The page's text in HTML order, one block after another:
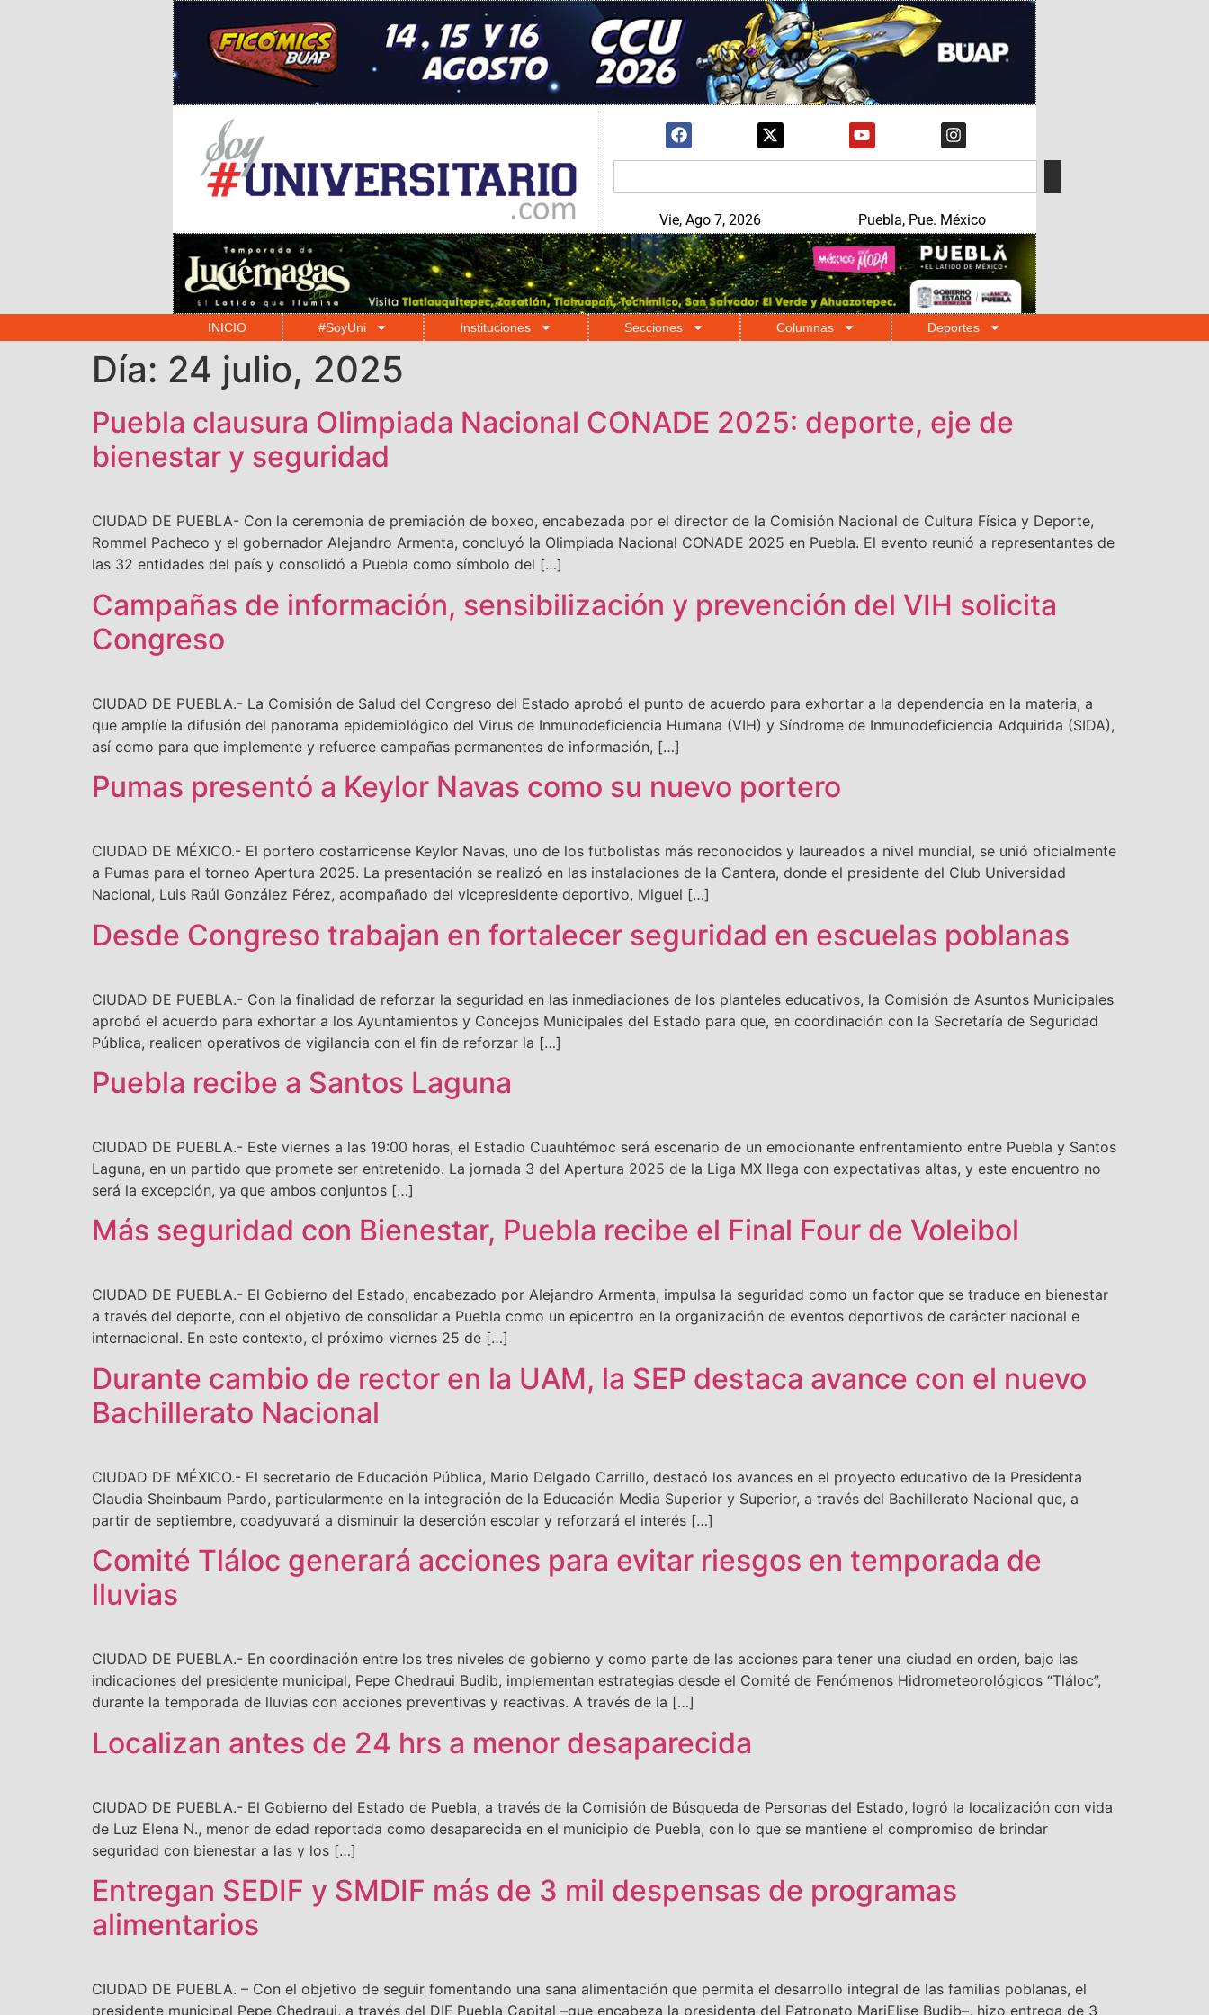
Vie, Ago 7, 2026 Puebla, Pue. México
INICIO #SoyUni Instituciones Secciones Columnas Deportes
Día: 24 julio, 2025
Puebla clausura Olimpiada Nacional CONADE 2025: deporte, eje de
bienestar y seguridad
CIUDAD DE PUEBLA- Con la ceremonia de premiación de boxeo, encabezada por el director de la Comisión Nacional de Cultura Física y Deporte,
Rommel Pacheco y el gobernador Alejandro Armenta, concluyó la Olimpiada Nacional CONADE 2025 en Puebla. El evento reunió a representantes de
las 32 entidades del país y consolidó a Puebla como símbolo del […]
Campañas de información, sensibilización y prevención del VIH solicita
Congreso
CIUDAD DE PUEBLA.- La Comisión de Salud del Congreso del Estado aprobó el punto de acuerdo para exhortar a la dependencia en la materia, a
que amplíe la difusión del panorama epidemiológico del Virus de Inmunodeficiencia Humana (VIH) y Síndrome de Inmunodeficiencia Adquirida (SIDA),
así como para que implemente y refuerce campañas permanentes de información, […]
Pumas presentó a Keylor Navas como su nuevo portero
CIUDAD DE MÉXICO.- El portero costarricense Keylor Navas, uno de los futbolistas más reconocidos y laureados a nivel mundial, se unió oficialmente
a Pumas para el torneo Apertura 2025. La presentación se realizó en las instalaciones de la Cantera, donde el presidente del Club Universidad
Nacional, Luis Raúl González Pérez, acompañado del vicepresidente deportivo, Miguel […]
Desde Congreso trabajan en fortalecer seguridad en escuelas poblanas
CIUDAD DE PUEBLA.- Con la finalidad de reforzar la seguridad en las inmediaciones de los planteles educativos, la Comisión de Asuntos Municipales
aprobó el acuerdo para exhortar a los Ayuntamientos y Concejos Municipales del Estado para que, en coordinación con la Secretaría de Seguridad
Pública, realicen operativos de vigilancia con el fin de reforzar la […]
Puebla recibe a Santos Laguna
CIUDAD DE PUEBLA.- Este viernes a las 19:00 horas, el Estadio Cuauhtémoc será escenario de un emocionante enfrentamiento entre Puebla y Santos
Laguna, en un partido que promete ser entretenido. La jornada 3 del Apertura 2025 de la Liga MX llega con expectativas altas, y este encuentro no
será la excepción, ya que ambos conjuntos […]
Más seguridad con Bienestar, Puebla recibe el Final Four de Voleibol
CIUDAD DE PUEBLA.- El Gobierno del Estado, encabezado por Alejandro Armenta, impulsa la seguridad como un factor que se traduce en bienestar
a través del deporte, con el objetivo de consolidar a Puebla como un epicentro en la organización de eventos deportivos de carácter nacional e
internacional. En este contexto, el próximo viernes 25 de […]
Durante cambio de rector en la UAM, la SEP destaca avance con el nuevo
Bachillerato Nacional
CIUDAD DE MÉXICO.- El secretario de Educación Pública, Mario Delgado Carrillo, destacó los avances en el proyecto educativo de la Presidenta
Claudia Sheinbaum Pardo, particularmente en la integración de la Educación Media Superior y Superior, a través del Bachillerato Nacional que, a
partir de septiembre, coadyuvará a disminuir la deserción escolar y reforzará el interés […]
Comité Tláloc generará acciones para evitar riesgos en temporada de
lluvias
CIUDAD DE PUEBLA.- En coordinación entre los tres niveles de gobierno y como parte de las acciones para tener una ciudad en orden, bajo las
indicaciones del presidente municipal, Pepe Chedraui Budib, implementan estrategias desde el Comité de Fenómenos Hidrometeorológicos “Tláloc”,
durante la temporada de lluvias con acciones preventivas y reactivas. A través de la […]
Localizan antes de 24 hrs a menor desaparecida
CIUDAD DE PUEBLA.- El Gobierno del Estado de Puebla, a través de la Comisión de Búsqueda de Personas del Estado, logró la localización con vida
de Luz Elena N., menor de edad reportada como desaparecida en el municipio de Puebla, con lo que se mantiene el compromiso de brindar
seguridad con bienestar a las y los […]
Entregan SEDIF y SMDIF más de 3 mil despensas de programas
alimentarios
CIUDAD DE PUEBLA. – Con el objetivo de seguir fomentando una sana alimentación que permita el desarrollo integral de las familias poblanas, el
presidente municipal Pepe Chedraui, a través del DIF Puebla Capital –que encabeza la presidenta del Patronato MariElise Budib–, hizo entrega de 3